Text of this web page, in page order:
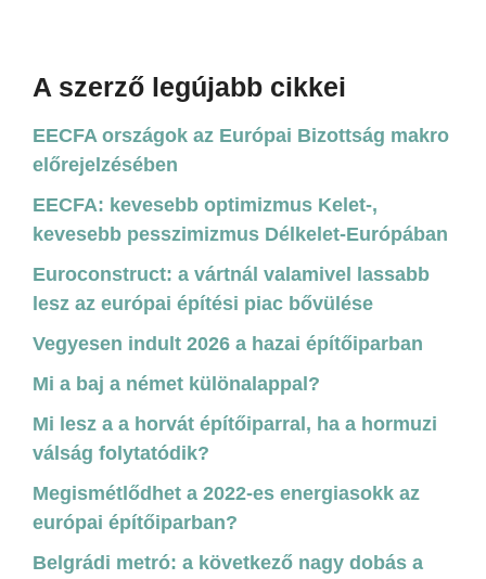
A szerző legújabb cikkei
EECFA országok az Európai Bizottság makro
előrejelzésében
EECFA: kevesebb optimizmus Kelet-,
kevesebb pesszimizmus Délkelet-Európában
Euroconstruct: a vártnál valamivel lassabb
lesz az európai építési piac bővülése
Vegyesen indult 2026 a hazai építőiparban
Mi a baj a német különalappal?
Mi lesz a a horvát építőiparral, ha a hormuzi
válság folytatódik?
Megismétlődhet a 2022-es energiasokk az
európai építőiparban?
Belgrádi metró: a következő nagy dobás a